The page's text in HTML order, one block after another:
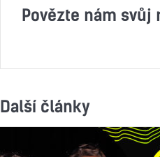
Povězte nám svůj
Další články